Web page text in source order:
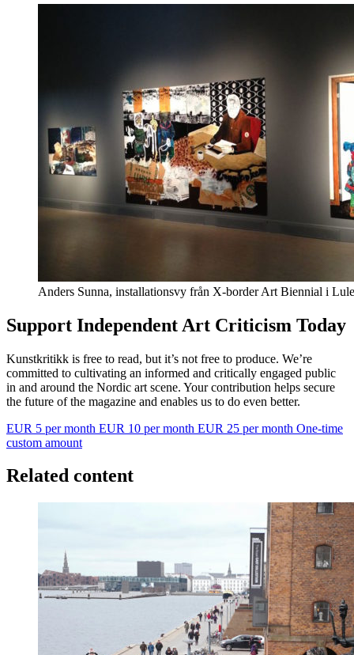
Anders Sunna, installationsvy från X-border Art Biennial i
Support Independent Art Criticism Today
Kunstkritikk is free to read, but it’s not free to produce. We’re
committed to cultivating an informed and critically engaged public
in and around the Nordic art scene. Your contribution helps secure
the future of the magazine and enables us to do even better.
EUR 5 per month EUR 10 per month EUR 25 per month One-time
custom amount
Related content